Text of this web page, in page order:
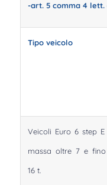
-art. 5 comma 4 lett.
Tipo veicolo
Veicoli Euro 6 step E
massa oltre 7 e
16 t.